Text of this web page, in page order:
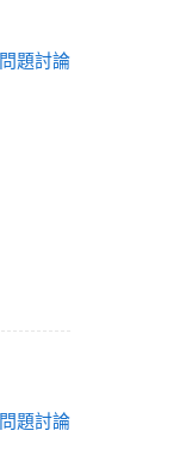
問題討論
問題討論